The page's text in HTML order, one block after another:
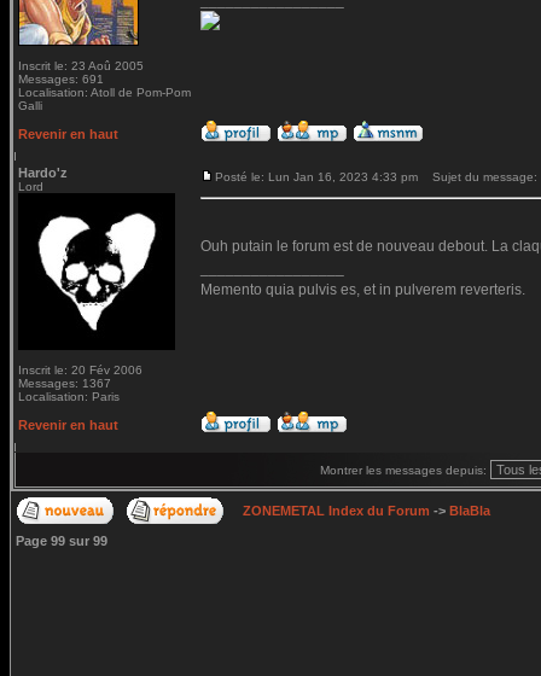
Inscrit le: 23 Aoû 2005
Messages: 691
Localisation: Atoll de Pom-Pom
Galli
Revenir en haut
Hardo'z
Lord
Inscrit le: 20 Fév 2006
Messages: 1367
Localisation: Paris
Posté le: Lun Jan 16, 2023 4:33 pm Sujet du message:
Ouh putain le forum est de nouveau debout. La
Memento quia pulvis es, et in pulverem reverteris.
Revenir en haut
Montrer les messages depuis:
ZONEMETAL Index du Forum -> BlaBla
Page 99 sur 99